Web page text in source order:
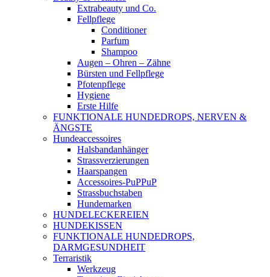
Extrabeauty und Co.
Fellpflege
Conditioner
Parfum
Shampoo
Augen – Ohren – Zähne
Bürsten und Fellpflege
Pfotenpflege
Hygiene
Erste Hilfe
FUNKTIONALE HUNDEDROPS, NERVEN &
ÄNGSTE
Hundeaccessoires
Halsbandanhänger
Strassverzierungen
Haarspangen
Accessoires-PuPPuP
Strassbuchstaben
Hundemarken
HUNDELECKEREIEN
HUNDEKISSEN
FUNKTIONALE HUNDEDROPS,
DARMGESUNDHEIT
Terraristik
Werkzeug